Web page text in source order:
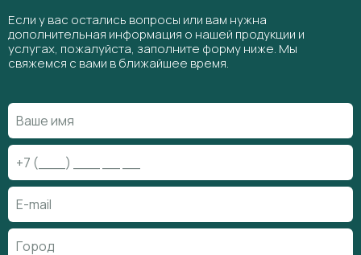
Если у вас остались вопросы или вам нужна
дополнительная информация о нашей продукции и
услугах, пожалуйста, заполните форму ниже. Мы
свяжемся с вами в ближайшее время.